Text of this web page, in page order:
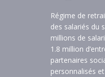
Régime de
des salariés du
millions de
1.8 million
partenaires
personnalisés